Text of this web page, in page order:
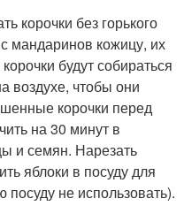
Варение с мандарином
корочки без горького
мандаринов кожицу, их
будут собираться
воздухе, чтобы они
корочки перед
на 30 минут в
и семян. Нарезать
яблоки в посуду для
не использовать).